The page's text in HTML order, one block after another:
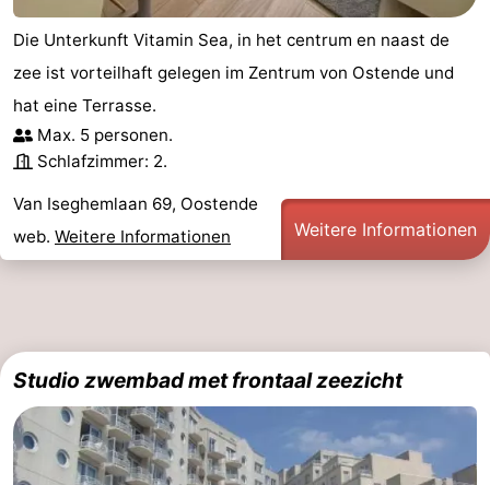
-
Schwimmbader
Radfahren
-
Wandern
-
Reiten
-
Golfplatze
-
und
trinken
Veranstaltungen
Praktisch
Forum
Die Unterkunft Vitamin Sea, in het centrum en naast de
zee ist vorteilhaft gelegen im Zentrum von Ostende und
hat eine Terrasse.
Max. 5 personen.
Schlafzimmer: 2.
Van Iseghemlaan 69, Oostende
web. Weitere Informationen Weitere Informationen
Studio zwembad met frontaal zeezicht